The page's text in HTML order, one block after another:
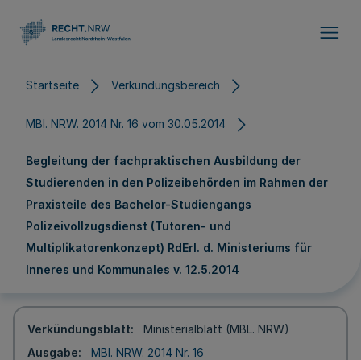
Startseite Verkündungsbereich
MBl. NRW. 2014 Nr. 16 vom 30.05.2014
Begleitung der fachpraktischen Ausbildung der
Studierenden in den Polizeibehörden im Rahmen der
Praxisteile des Bachelor-Studiengangs
Polizeivollzugsdienst (Tutoren- und
Multiplikatorenkonzept) RdErl. d. Ministeriums für
Inneres und Kommunales v. 12.5.2014
Verkündungsblatt
Ministerialblatt (MBL. NRW)
Ausgabe
MBl. NRW. 2014 Nr. 16